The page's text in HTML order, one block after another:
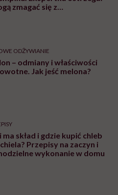
zmagać się z
ODŻYWIANIE
– odmiany i właściwości
Jak jeść melona?
ma skład i gdzie kupić chleb
Przepisy na zaczyn i
wykonanie w domu